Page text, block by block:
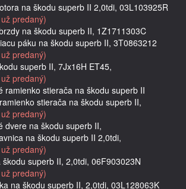
na škodu superb II 2,0tdi, 03L103925R
predaný)
na škodu superb II, 1Z1711303C
páku na škodu superb II, 3T0863212
predaný)
superb II, 7Jx16H ET45,
predaný)
ramienko stierača na škodu superb II
stierača na škodu superb II,
predaný)
dvere na škodu superb II,
na škodu superb II 2,0tdi,
predaný)
superb II, 2,0tdi, 06F903023N
predaný)
na škodu superb II, 2,0tdi, 03L128063K